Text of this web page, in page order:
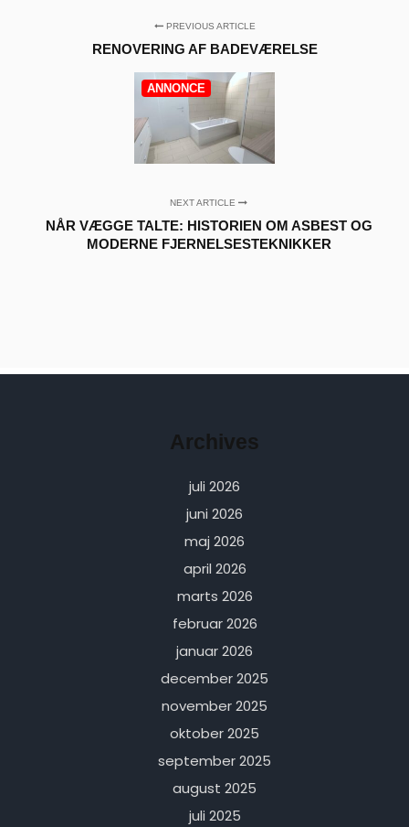
PREVIOUS ARTICLE
RENOVERING AF BADEVÆRELSE
ANNONCE
NEXT ARTICLE
NÅR VÆGGE TALTE: HISTORIEN OM ASBEST OG
MODERNE FJERNELSESTEKNIKKER
Archives
juli 2026
juni 2026
maj 2026
april 2026
marts 2026
februar 2026
januar 2026
december 2025
november 2025
oktober 2025
september 2025
august 2025
juli 2025